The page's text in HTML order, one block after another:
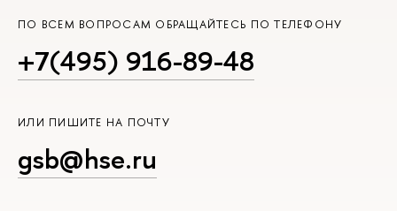
ПО ВСЕМ ВОПРОСАМ ОБРАЩАЙТЕСЬ ПО ТЕЛЕФОНУ
+7(495) 916-89-48
ИЛИ ПИШИТЕ НА ПОЧТУ
gsb@hse.ru